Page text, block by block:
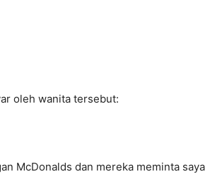
oleh wanita tersebut:
McDonalds dan mereka meminta saya